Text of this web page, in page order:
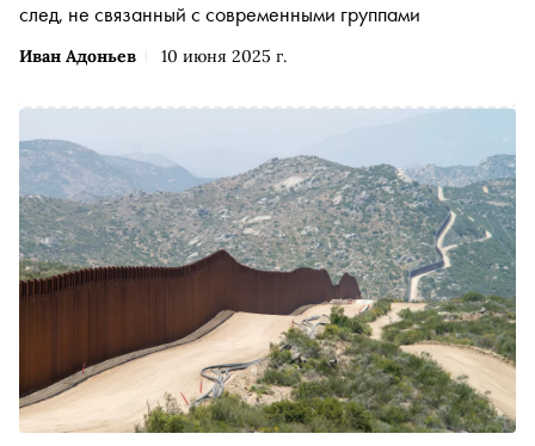
Иван Адоньев 10 июня 2025 г.
след, не связанный с современными группами